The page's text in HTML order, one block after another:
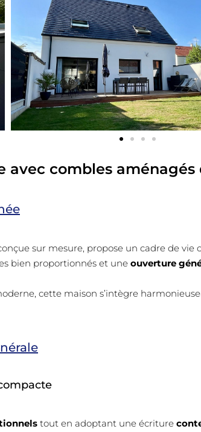
combles aménagés
sur mesure, propose un cadre de
bien proportionnés et une ouverture
cette maison s’intègre
tout en adoptant une écriture